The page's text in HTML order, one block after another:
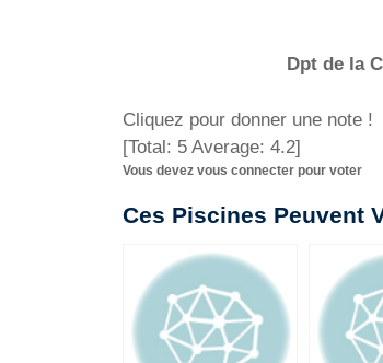
Dpt de la
Cliquez pour donner une note !
[Total: 5 Average: 4.2]
Vous devez vous connecter pour voter
Ces Piscines Peuvent